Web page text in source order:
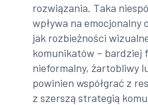
rozwiązania. Taka
wpływa na emocjonalny
jak rozbieżności
komunikatów – bardziej
nieformalny, żartobliwy
powinien współgrać z
z szerszą strategią